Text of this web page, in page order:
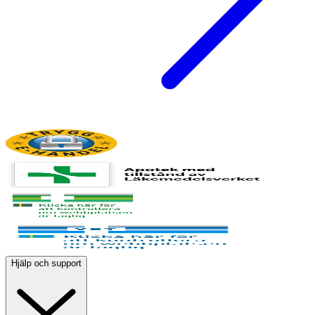
Hjälp och support